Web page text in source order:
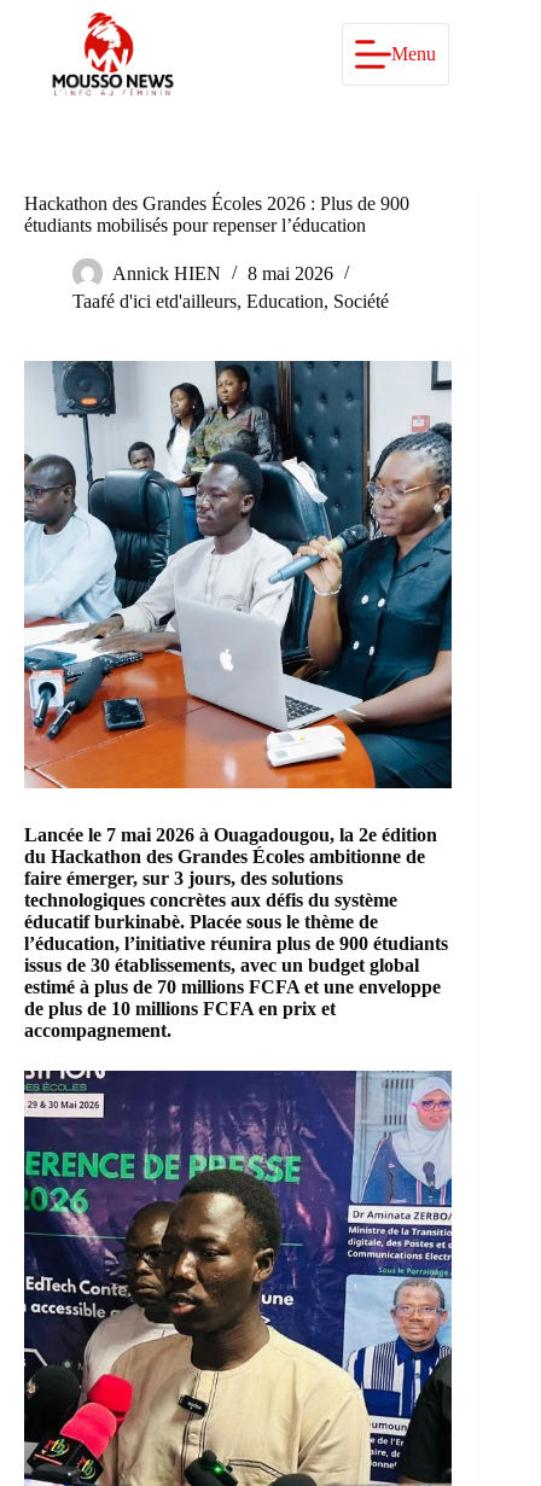
Menu
Hackathon des Grandes Écoles 2026 : Plus de 900
étudiants mobilisés pour repenser l’éducation
Annick HIEN
8 mai 2026
Taafé d'ici etd'ailleurs, Education, Société
Lancée le 7 mai 2026 à Ouagadougou, la 2e édition
du Hackathon des Grandes Écoles ambitionne de
faire émerger, sur 3 jours, des solutions
technologiques concrètes aux défis du système
éducatif burkinabè. Placée sous le thème de
l’éducation, l’initiative réunira plus de 900 étudiants
issus de 30 établissements, avec un budget global
estimé à plus de 70 millions FCFA et une enveloppe
de plus de 10 millions FCFA en prix et
accompagnement.